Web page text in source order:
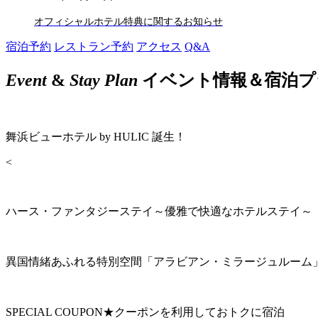
オフィシャルホテル特典に関するお知らせ
宿泊予約 レストラン予約 アクセス Q&A
Event& Stay Plan イベント情報＆宿泊
舞浜ビューホテル by HULIC 誕生！
<
ハース・ファンタジーステイ～優雅で快適なホテルステイ～
異国情緒あふれる特別空間「アラビアン・ミラージュルーム
SPECIAL COUPON★クーポンを利用しておトクに宿泊